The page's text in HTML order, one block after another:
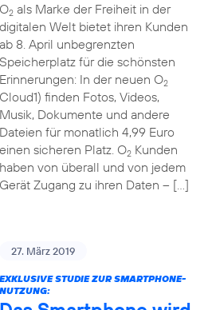
O2als Marke der Freiheit in der
digitalen Welt bietet ihren Kunden
ab 8. April unbegrenzten
Speicherplatz für die schönsten
Erinnerungen: In der neuen O2
Cloud1) finden Fotos, Videos,
Musik, Dokumente und andere
Dateien für monatlich 4,99 Euro
einen sicheren Platz. O2Kunden
haben von überall und von jedem
Gerät Zugang zu ihren Daten – […]
27. März 2019
EXKLUSIVE STUDIE ZUR SMARTPHONE-
NUTZUNG: